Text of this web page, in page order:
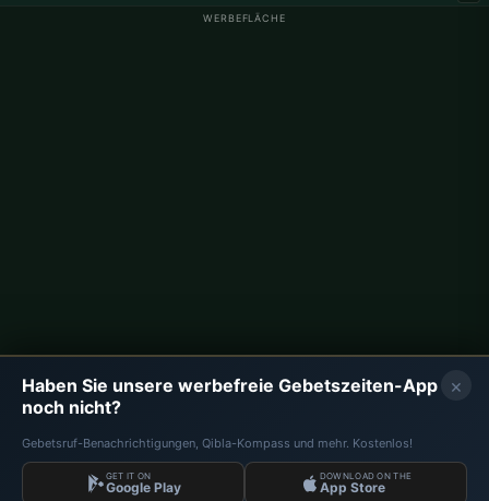
WERBEFLÄCHE
Gebetszeiten Deutschland
Kontakt
Datenschutzrichtlinie
Daten: Diyanet İşleri Başkanlığı | Gebetszeiten © 2026
×
Haben Sie unsere werbefreie Gebetszeiten-App
noch nicht?
Gebetsruf-Benachrichtigungen, Qibla-Kompass und mehr. Kostenlos!
GET IT ON
Google Play
DOWNLOAD ON THE
App Store